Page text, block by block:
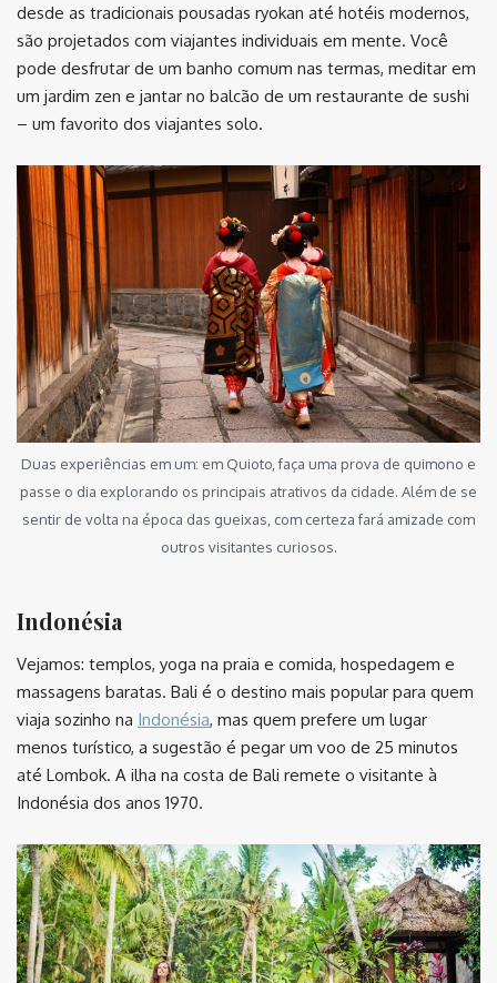
desde as tradicionais pousadas ryokan até hotéis modernos,
são projetados com viajantes individuais em mente. Você
pode desfrutar de um banho comum nas termas, meditar em
um jardim zen e jantar no balcão de um restaurante de sushi
– um favorito dos viajantes solo.
Duas experiências em um: em Quioto, faça uma prova de quimono e
passe o dia explorando os principais atrativos da cidade. Além de se
sentir de volta na época das gueixas, com certeza fará amizade com
outros visitantes curiosos.
Indonésia
Vejamos: templos, yoga na praia e comida, hospedagem e
massagens baratas. Bali é o destino mais popular para quem
viaja sozinho na Indonésia, mas quem prefere um lugar
menos turístico, a sugestão é pegar um voo de 25 minutos
até Lombok. A ilha na costa de Bali remete o visitante à
Indonésia dos anos 1970.